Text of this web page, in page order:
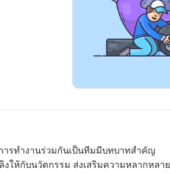
ารทำงานร่วมกันเป็นทีมมีบทบาทสำคัญ
งให้กับนวัตกรรม ส่งเสริมความหลากหลาย